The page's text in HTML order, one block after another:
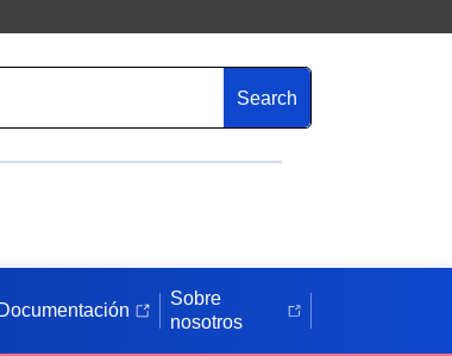
Search
Documentación
Sobre
nosotros